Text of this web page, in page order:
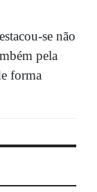
se não
pela
forma